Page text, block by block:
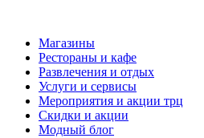
Магазины
Рестораны и кафе
Развлечения и отдых
Услуги и сервисы
Мероприятия и акции трц
Скидки и акции
Модный блог